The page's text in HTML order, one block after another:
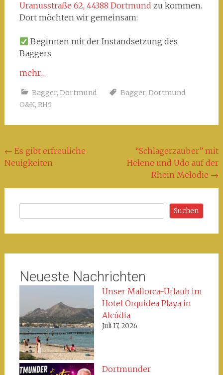
Uranusstraße 62, 44388 Dortmund zu kommen.
Dort möchten wir gemeinsam:
Beginnen mit der Instandsetzung des
Baggers
mehr…
Bagger, Dortmund Bagger, Dortmund,
O&K, RH5
Beitragsnavigation
← Es gibt erfreuliche
Neuigkeiten
“Schlagerzauber” mit
Helene und Udo auf der
Rhein Melodie →
Suchen
Neueste Nachrichten
Unser Mallorca-Urlaub im
Hotel Orquidea Playa in
Alcúdia
Juli 17, 2026
Dortmunder